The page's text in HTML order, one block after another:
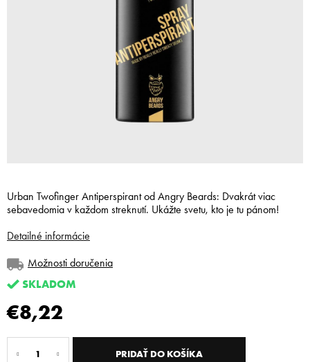
€8,22
Jednotková
cena:
SKLADOM
Možnosti doručenia
PRIDAŤ DO KOŠÍKA
Urban Twofinger Antiperspirant od Angry Beards: Dvakrát viac
sebavedomia v každom streknutí. Ukážte svetu, kto je tu pánom!
Detailné informácie